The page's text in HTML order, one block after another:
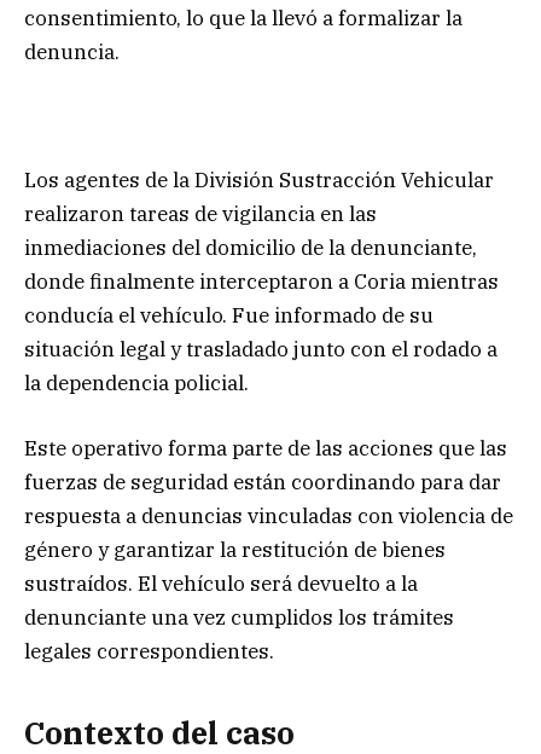
consentimiento, lo que la llevó a formalizar la
denuncia.
Los agentes de la División Sustracción Vehicular
realizaron tareas de vigilancia en las
inmediaciones del domicilio de la denunciante,
donde finalmente interceptaron a Coria mientras
conducía el vehículo. Fue informado de su
situación legal y trasladado junto con el rodado a
la dependencia policial.
Este operativo forma parte de las acciones que las
fuerzas de seguridad están coordinando para dar
respuesta a denuncias vinculadas con violencia de
género y garantizar la restitución de bienes
sustraídos. El vehículo será devuelto a la
denunciante una vez cumplidos los trámites
legales correspondientes.
Contexto del caso